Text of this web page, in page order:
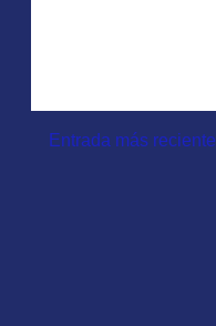
Entrada más reciente